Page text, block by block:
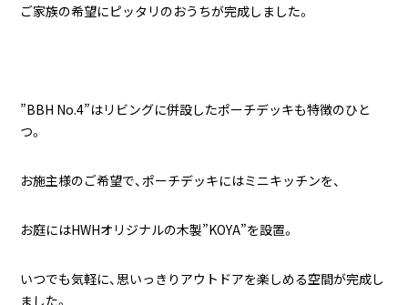
ご家族の希望にピッタリのおうちが完成しました。
”BBH No.4”はリビングに併設したポーチデッキも特徴のひと
つ。
お施主様のご希望で、ポーチデッキにはミニキッチンを、
お庭にはHWHオリジナルの木製”KOYA”を設置。
いつでも気軽に、思いっきりアウトドアを楽しめる空間が完成し
ました。